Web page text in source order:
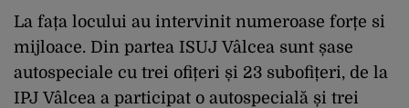
La fața locului au intervinit numeroase forțe si
mijloace. Din partea ISUJ Vâlcea sunt șase
autospeciale cu trei ofițeri și 23 subofițeri, de la
IPJ Vâlcea a participat o autospecială și trei